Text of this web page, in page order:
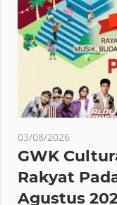
03/08/2026
GWK
Rakyat
Agustus